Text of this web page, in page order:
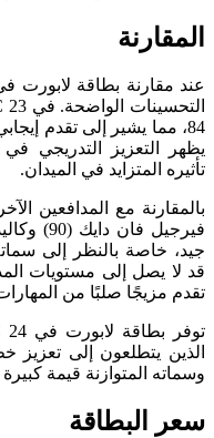
المقارنة
84، مما يشير إلى تقدم
يظهر التعزيز التدريجي
تأثيره المتزايد في الميدان.
بالمقارنة مع المدافعين
جيد، خاصة بالنظر إلى
قد لا يصل إلى مستويات
تقدم مزيجًا صلبًا من
الذين يتطلعون إلى تعزيز
وسماته المتوازنة قيمة
سعر البطاقة